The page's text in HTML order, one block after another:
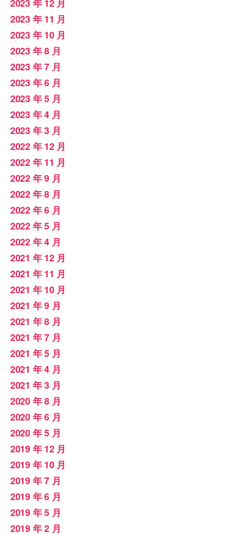
2023 年 12 月
2023 年 11 月
2023 年 10 月
2023 年 8 月
2023 年 7 月
2023 年 6 月
2023 年 5 月
2023 年 4 月
2023 年 3 月
2022 年 12 月
2022 年 11 月
2022 年 9 月
2022 年 8 月
2022 年 6 月
2022 年 5 月
2022 年 4 月
2021 年 12 月
2021 年 11 月
2021 年 10 月
2021 年 9 月
2021 年 8 月
2021 年 7 月
2021 年 5 月
2021 年 4 月
2021 年 3 月
2020 年 8 月
2020 年 6 月
2020 年 5 月
2019 年 12 月
2019 年 10 月
2019 年 7 月
2019 年 6 月
2019 年 5 月
2019 年 2 月